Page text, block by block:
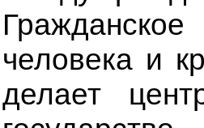
человека и
делает